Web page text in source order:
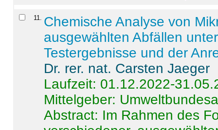
11
Chemische Analyse von
ausgewählten Abfällen
Testergebnisse und der
Dr. rer. nat. Carsten Jaeger
Laufzeit: 01.12.2022-
Mittelgeber:
Abstract: Im Rahmen des